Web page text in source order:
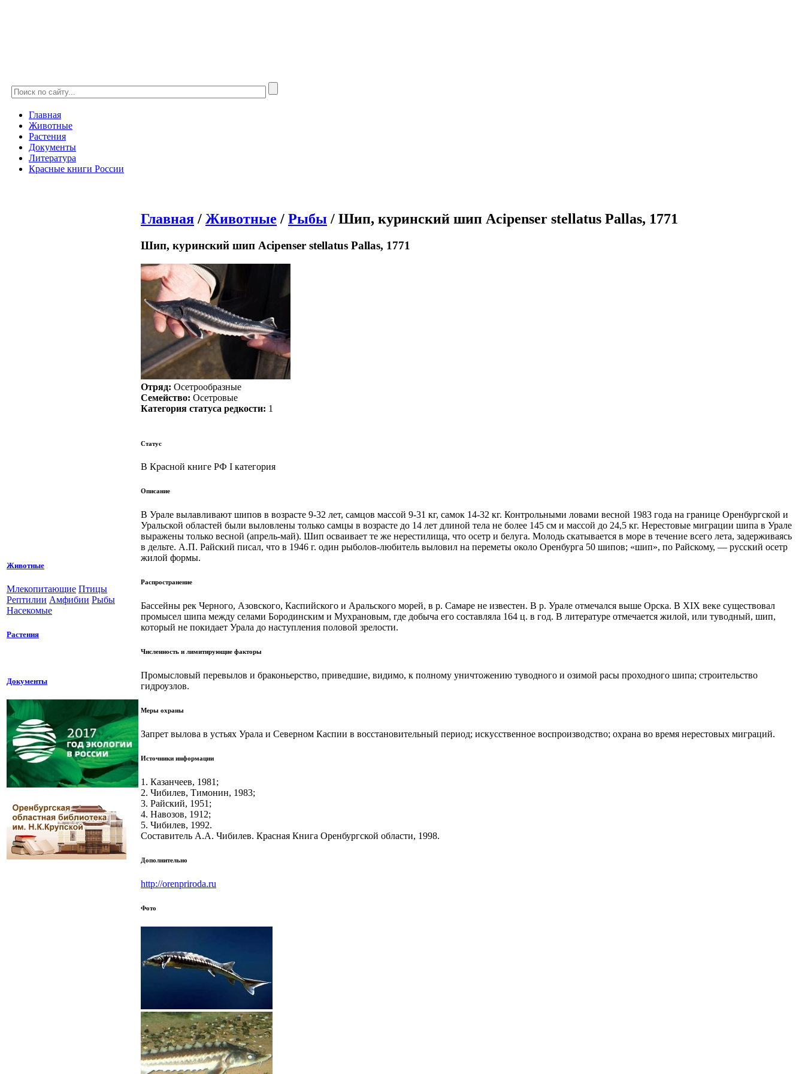
Главная
Животные
Растения
Документы
Литература
Красные книги России
Животные
Млекопитающие Птицы
Рептилии Амфибии Рыбы
Насекомые
Растения
Документы
Главная / Животные / Рыбы / Шип, куринский шип Acipenser stellatus Pallas, 1771
Шип, куринский шип Acipenser stellatus Pallas, 1771
Отряд: Осетрообразные
Семейство: Осетровые
Категория статуса редкости: 1
Статус
В Красной книге РФ I категория
Описание
В Урале вылавливают шипов в возрасте 9-32 лет, самцов массой 9-31 кг, самок 14-32 кг. Контрольными ловами весной 1983 года на границе Оренбургской и
Уральской областей были выловлены только самцы в возрасте до 14 лет длиной тела не более 145 см и массой до 24,5 кг. Нерестовые миграции шипа в Урале
выражены только весной (апрель-май). Шип осваивает те же нерестилища, что осетр и белуга. Молодь скатывается в море в течение всего лета, задерживаясь
в дельте. А.П. Райский писал, что в 1946 г. один рыболов-любитель выловил на переметы около Оренбурга 50 шипов; «шип», по Райскому, — русский осетр
жилой формы.
Распространение
Бассейны рек Черного, Азовского, Каспийского и Аральского морей, в р. Самаре не известен. В р. Урале отмечался выше Орска. В XIX веке существовал
промысел шипа между селами Бородинским и Мухрановым, где добыча его составляла 164 ц. в год. В литературе отмечается жилой, или туводный, шип,
который не покидает Урала до наступления половой зрелости.
Численность и лимитирующие факторы
Промысловый перевылов и браконьерство, приведшие, видимо, к полному уничтожению туводного и озимой расы проходного шипа; строительство
гидроузлов.
Меры охраны
Запрет вылова в устьях Урала и Северном Каспии в восстановительный период; искусственное воспроизводство; охрана во время нерестовых миграций.
Источники информации
1. Казанчеев, 1981;
2. Чибилев, Тимонин, 1983;
3. Райский, 1951;
4. Навозов, 1912;
5. Чибилев, 1992.
Составитель А.А. Чибилев. Красная Книга Оренбургской области, 1998.
Дополнительно
http://orenpriroda.ru
Фото